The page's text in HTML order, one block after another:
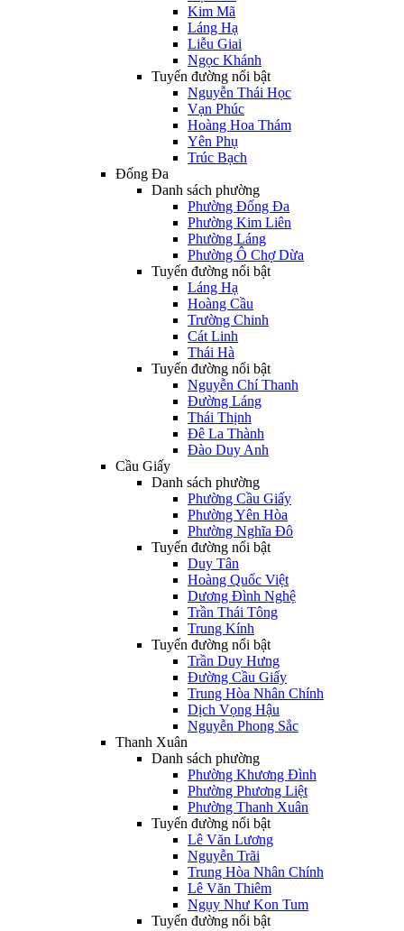
Kim Mã
Láng Hạ
Liễu Giai
Ngọc Khánh
Tuyến đường nổi bật
Nguyễn Thái Học
Vạn Phúc
Hoàng Hoa Thám
Yên Phụ
Trúc Bạch
Đống Đa
Danh sách phường
Phường Đống Đa
Phường Kim Liên
Phường Láng
Phường Ô Chợ Dừa
Tuyến đường nổi bật
Láng Hạ
Hoàng Cầu
Trường Chinh
Cát Linh
Thái Hà
Tuyến đường nổi bật
Nguyễn Chí Thanh
Đường Láng
Thái Thịnh
Đê La Thành
Đào Duy Anh
Cầu Giấy
Danh sách phường
Phường Cầu Giấy
Phường Yên Hòa
Phường Nghĩa Đô
Tuyến đường nổi bật
Duy Tân
Hoàng Quốc Việt
Dương Đình Nghệ
Trần Thái Tông
Trung Kính
Tuyến đường nổi bật
Trần Duy Hưng
Đường Cầu Giấy
Trung Hòa Nhân Chính
Dịch Vọng Hậu
Nguyễn Phong Sắc
Thanh Xuân
Danh sách phường
Phường Khương Đình
Phường Phương Liệt
Phường Thanh Xuân
Tuyến đường nổi bật
Lê Văn Lương
Nguyễn Trãi
Trung Hòa Nhân Chính
Lê Văn Thiêm
Ngụy Như Kon Tum
Tuyến đường nổi bật